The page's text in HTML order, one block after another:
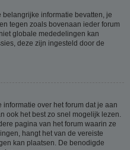
informatie bevatten, je
tegen zoals bovenaan ieder forum
globale mededelingen kan
deze zijn ingesteld door de
over het forum dat je aan
ook het best zo snel mogelijk lezen.
pagina van het forum waarin ze
hangt het van de vereiste
kan plaatsen. De benodigde